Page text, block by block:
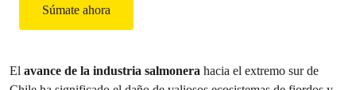
Súmate ahora
El avance de la industria salmonera hacia el extremo sur de